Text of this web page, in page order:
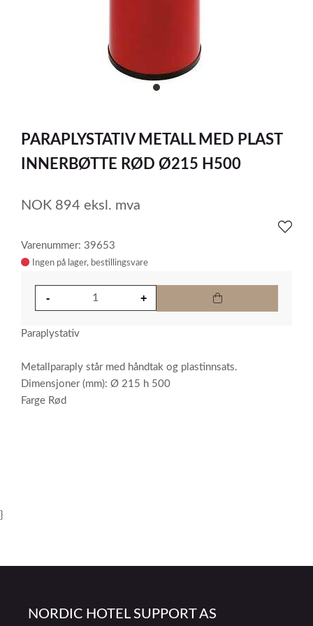
item
of
1
PARAPLYSTATIV METALL MED PLAST
INNERBØTTE RØD Ø215 H500
NOK 894 eksl. mva
Varenummer: 39653
Ingen på lager
Paraplystativ
Metallparaply står med håndtak og plastinnsats.
Dimensjoner (mm): Ø 215 h 500
Farge Rød
}
NORDIC HOTEL SUPPORT AS